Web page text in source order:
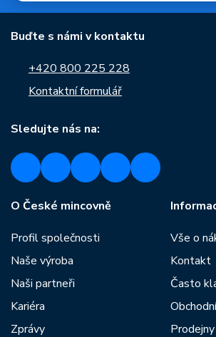
Buďte s námi v kontaktu
+420 800 225 228
Kontaktní formulář
Sledujte nás na:
O České mincovně
Profil společnosti
Naše výroba
Naši partneři
Kariéra
Zprávy
Vše o
Kontakt
Často